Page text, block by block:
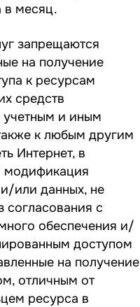
в месяц.
запрещаются
на получение
к ресурсам
средств
учетным и иным
к любым другим
Интернет, в
модификация
или данных, не
согласования с
обеспечения и/
доступом
на получение
отличным от
ресурса в